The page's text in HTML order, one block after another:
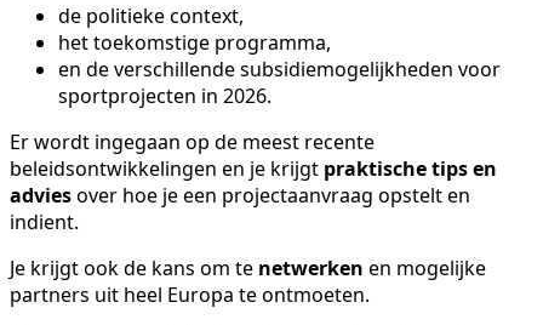
de politieke context,
het toekomstige programma,
en de verschillende subsidiemogelijkheden voor
sportprojecten in 2026.
Er wordt ingegaan op de meest recente
beleidsontwikkelingen en je krijgt praktische tips en
adviesover hoe je een projectaanvraag opstelt en
indient.
Je krijgt ook de kans om te netwerken en mogelijke
partners uit heel Europa te ontmoeten.